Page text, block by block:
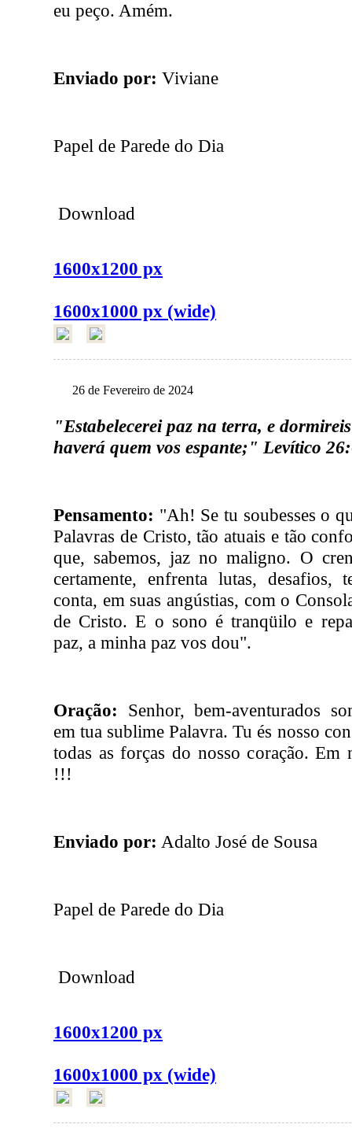
eu peço. Amém.
Enviado por: Viviane
Papel de Parede do Dia
Download
1600x1200 px
1600x1000 px (wide)
26 de Fevereiro de 2024
"Estabelecerei paz na terra, e
haverá quem vos espante;" Levítico
Pensamento: "Ah! Se tu soubesses o
Palavras de Cristo, tão atuais e tão
que, sabemos, jaz no maligno. O
certamente, enfrenta lutas, desafios,
conta, em suas angústias, com o
de Cristo. E o sono é tranqüilo e
paz, a minha paz vos dou".
Oração: Senhor, bem-aventurados
em tua sublime Palavra. Tu és nosso
todas as forças do nosso coração. Em
!!!
Enviado por: Adalto José de Sousa
Papel de Parede do Dia
Download
1600x1200 px
1600x1000 px (wide)